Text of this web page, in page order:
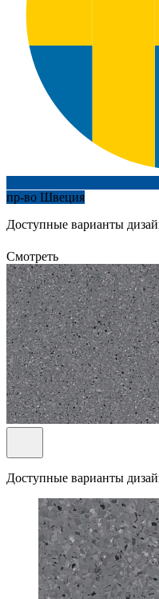
пр-во Швеция
Доступные варианты
Смотреть
Доступные варианты